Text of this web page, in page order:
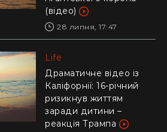
30 липня, 10:57
"Це було дуже
стрьомно": українка
відверто пояснила,
чому покинула Канаду
заради Азії
28 липня, 17:04
(відео)
28 липня, 17:47
Life
Драматичне відео із
Каліфорнії: 16-річний
ризикнув життям
заради дитини –
реакція Трампа